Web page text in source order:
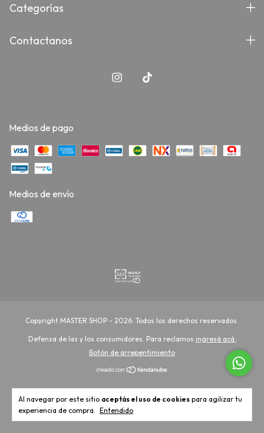
Al navegar por este sitio aceptás el uso de cookies para agilizar tu
experiencia de compra. Entendido
Categorías
Contactanos
Medios de pago
Medios de envío
Copyright MASTER SHOP - 2026. Todos los derechos reservados.
Defensa de las y los consumidores. Para reclamos ingresá acá.
Botón de arrepentimiento